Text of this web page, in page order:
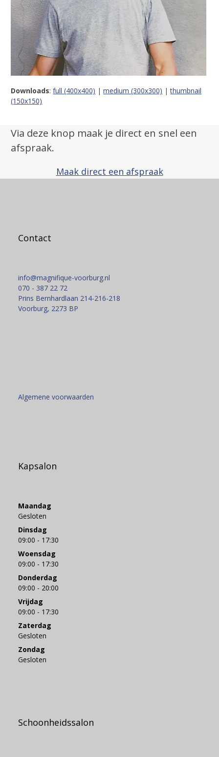
Downloads:full (400x400) |medium (300x300) |thumbnail
(150x150)
Via deze knop maak je direct en snel een
afspraak.
Maak direct een afspraak
Contact
info@magnifique-voorburg.nl
070 - 387 22 72
Prins Bernhardlaan 214-216-218
Voorburg, 2273 BP
Algemene voorwaarden
Kapsalon
Maandag
Gesloten
Dinsdag
09:00 - 17:30
Woensdag
09:00 - 17:30
Donderdag
09:00 - 20:00
Vrijdag
09:00 - 17:30
Zaterdag
Gesloten
Zondag
Gesloten
Schoonheidssalon